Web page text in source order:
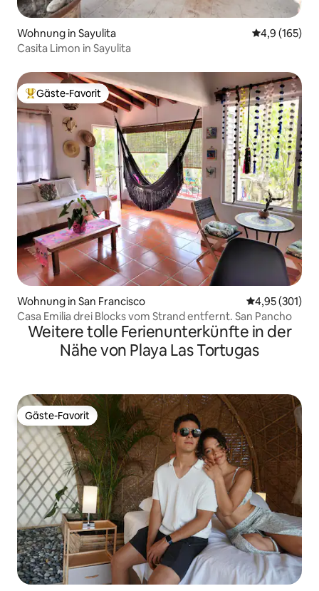
Wohnung in Sayulita
4,9 (165)
Casita Limon in Sayulita
Beliebter Gäste-Favorit.
Gäste-Favorit
Wohnung in San Francisco
4,95 (301)
Casa Emilia drei Blocks vom Strand entfernt. San Pancho
Weitere tolle Ferienunterkünfte in der
Nähe von Playa Las Tortugas
Gäste-Favorit
Gäste-Favorit